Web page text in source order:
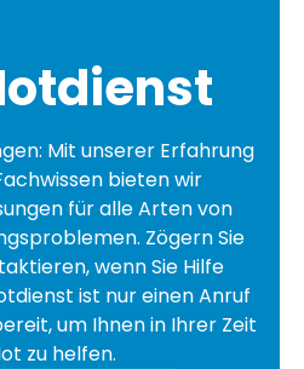
Mit unserer Erfahrung
bieten wir
für alle Arten von
Zögern Sie
wenn Sie Hilfe
ist nur einen Anruf
um Ihnen in Ihrer Zeit
zu helfen.